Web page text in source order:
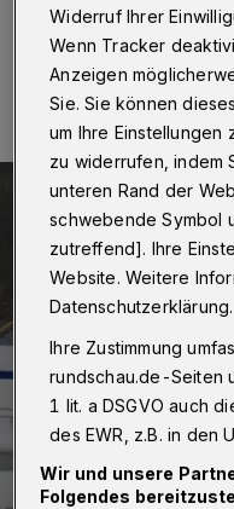
10.02.2022 , 14:40 Uhr
Widerruf Ihrer
Wenn Tracker
Anzeigen
Sie. Sie können
um Ihre Einstellungen
zu widerrufen, indem
unteren Rand der
schwebende Symbol
zutreffend]. Ihre
Website. Weitere
Datenschutzerklärung.
Ihre Zustimmung
rundschau.de-Seiten
1 lit. a DSGVO auch
des EWR, z.B. in den
Wir und unsere
Folgendes